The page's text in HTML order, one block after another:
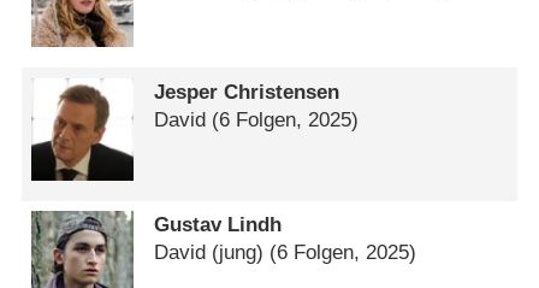
Jesper Christensen
David (6 Folgen, 2025)
Gustav Lindh
David (jung) (6 Folgen, 2025)